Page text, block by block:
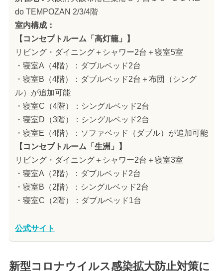
do TEMPOZAN 2/3/4階
室内構成：
【コンセプトルーム「高灯籠」】
リビング・ダイニング＋シャワー2台＋寝室5室
・寝室A（4階）：ダブルベッド2台
・寝室B（4階）：ダブルベッド2台＋布団（シング
ル）が追加可能
・寝室C（4階）：シングルベッド2台
・寝室D（3階）：シングルベッド2台
・寝室E（4階）：ソファベッド（ダブル）が追加可能
【コンセプトルーム「生洲」】
リビング・ダイニング＋シャワー2台＋寝室3室
・寝室A（2階）：ダブルベッド2台
・寝室B（2階）：シングルベッド2台
・寝室C（2階）：ダブルベッド1台
公式サイト
新型コロナウイルス感染拡大防止対策に